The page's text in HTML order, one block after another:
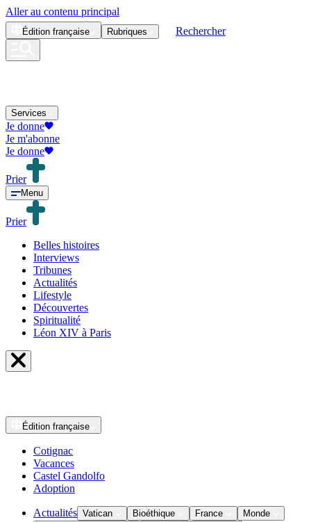
Aller au contenu principal
Édition française Rubriques Rechercher
Services
Je donne
Je m'abonne
Je donne
Prier
Menu
Prier
Belles histoires
Interviews
Tribunes
Actualités
Lifestyle
Découvertes
Spiritualité
Léon XIV à Paris
Édition française
Cotignac
Vacances
Castel Gandolfo
Adoption
Actualités Vatican Bioéthique France
Monde